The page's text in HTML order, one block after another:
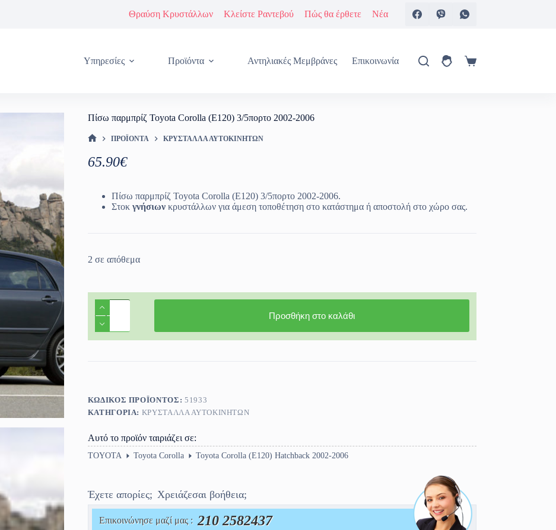
Θραύση Κρυστάλλων Κλείστε Ραντεβού Πώς θα έρθετε Νέα
Υπηρεσίες Προϊόντα Αντηλιακές Μεμβράνες Επικοινωνία
Καλάθι
Πίσω παρμπρίζ Toyota Corolla (E120) 3/5πορτο 2002-2006
ΠΡΟΪΌΝΤΑ ΚΡΎΣΤΑΛΛΑ ΑΥΤΟΚΙΝΉΤΩΝ
65.90€
Πίσω παρμπρίζ Toyota Corolla (E120) 3/5πορτο 2002-2006.
Στοκ γνήσιωνκρυστάλλων για άμεση τοποθέτηση στο κατάστημα ή αποστολή στο χώρο σας.
2 σε απόθεμα
παρμπρίζ
Toyota
Corolla
Προσθήκη στο καλάθι
ΚΩΔΙΚΌΣ ΠΡΟΪΌΝΤΟΣ: 51933
ΚΑΤΗΓΟΡΊΑ: ΚΡΎΣΤΑΛΛΑ ΑΥΤΟΚΙΝΉΤΩΝ
Αυτό το προϊόν ταιριάζει σε:
TOYOTA Toyota Corolla Toyota Corolla (E120) Hatchback 2002-2006
Έχετε απορίες; Χρειάζεσαι βοήθεια;
Επικοινώνησε μαζί μας : 210 2582437